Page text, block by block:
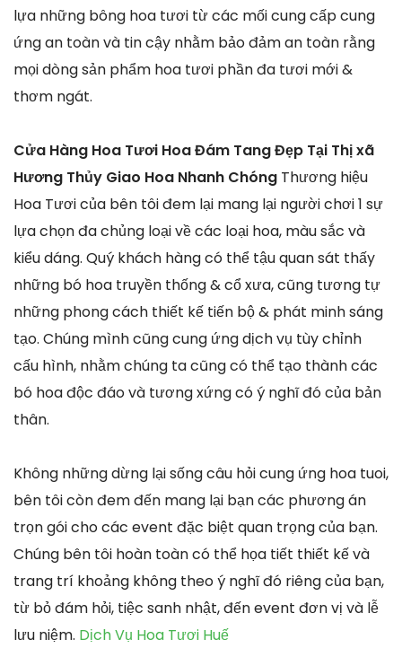
lựa những bông hoa tươi từ các mối cung cấp cung
ứng an toàn và tin cậy nhằm bảo đảm an toàn rằng
mọi dòng sản phẩm hoa tươi phần đa tươi mới &
thơm ngát.
Cửa Hàng Hoa Tươi Hoa Đám Tang Đẹp Tại Thị xã
Hương Thủy Giao Hoa Nhanh Chóng Thương hiệu
Hoa Tươi của bên tôi đem lại mang lại người chơi 1 sự
lựa chọn đa chủng loại về các loại hoa, màu sắc và
kiểu dáng. Quý khách hàng có thể tậu quan sát thấy
những bó hoa truyền thống & cổ xưa, cũng tương tự
những phong cách thiết kế tiến bộ & phát minh sáng
tạo. Chúng mình cũng cung ứng dịch vụ tùy chỉnh
cấu hình, nhằm chúng ta cũng có thể tạo thành các
bó hoa độc đáo và tương xứng có ý nghĩ đó của bản
thân.
Không những dừng lại sống câu hỏi cung ứng hoa tuoi,
bên tôi còn đem đến mang lại bạn các phương án
trọn gói cho các event đặc biệt quan trọng của bạn.
Chúng bên tôi hoàn toàn có thể họa tiết thiết kế và
trang trí khoảng không theo ý nghĩ đó riêng của bạn,
từ bỏ đám hỏi, tiệc sanh nhật, đến event đơn vị và lễ
lưu niệm. Dịch Vụ Hoa Tươi Huế